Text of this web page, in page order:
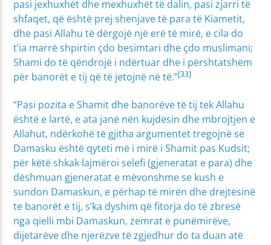
pasi jexhuxhët dhe mexhuxhët të dalin, pasi zjarri të
shfaqet, që është prej shenjave të para të Kiametit,
dhe pasi Allahu të dërgojë një erë të mirë, e cila do
t’ia marrë shpirtin çdo besimtari dhe çdo muslimani;
Shami do të qëndrojë i ndërtuar dhe i përshtatshëm
për banorët e tij që të jetojnë në të.”[33]
“Pasi pozita e Shamit dhe banorëve të tij tek Allahu
është e lartë, e ata janë nën kujdesin dhe mbrojtjen e
Allahut, ndërkohë të gjitha argumentet tregojnë se
Damasku është qyteti më i mirë i Shamit pas Kudsit;
për këtë shkak lajmëroi selefi (gjeneratat e para) dhe
dëshmuan gjeneratat e mëvonshme se kush e
sundon Damaskun, e përhap të mirën dhe drejtësinë
te banorët e tij, s’ka dyshim që fitorja do të zbresë
nga qielli mbi Damaskun, zemrat e punëmirëve,
dijetarëve dhe njerëzve të zgjedhur do ta duan atë